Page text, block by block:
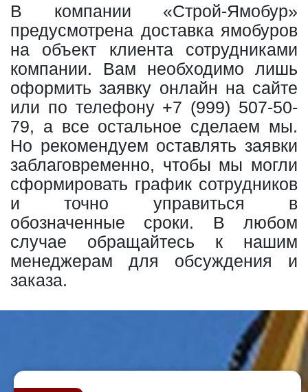
В компании «Строй-Ямобур»
предусмотрена доставка ямобуров
на объект клиента сотрудниками
компании. Вам необходимо лишь
оформить заявку онлайн на сайте
или по телефону +7 (999) 507-50-
79, а все остальное сделаем мы.
Но рекомендуем оставлять заявки
заблаговременно, чтобы мы могли
сформировать график сотрудников
и точно управиться в
обозначенные сроки. В любом
случае обращайтесь к нашим
менеджерам для обсуждения и
заказа.